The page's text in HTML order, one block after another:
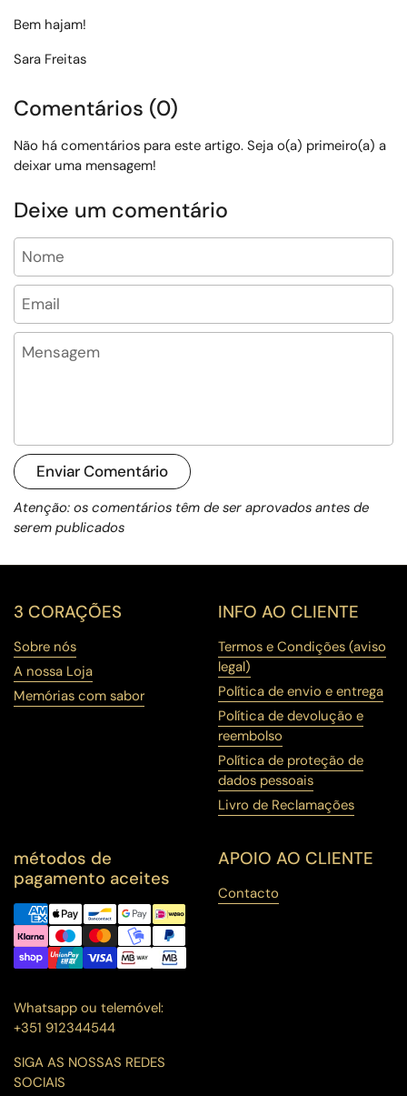
Bem hajam!
Sara Freitas
Comentários (0)
Não há comentários para este artigo. Seja o(a) primeiro(a) a
deixar uma mensagem!
Deixe um comentário
Nome
Email
Mensagem
Enviar Comentário
Atenção: os comentários têm de ser aprovados antes de
serem publicados
3 CORAÇÕES
Sobre nós
A nossa Loja
Memórias com sabor
INFO AO CLIENTE
Termos e Condições (aviso
legal)
Política de envio e entrega
Política de devolução e
reembolso
Política de proteção de
dados pessoais
Livro de Reclamações
métodos de
pagamento aceites
APOIO AO CLIENTE
Contacto
Whatsapp ou telemóvel:
+351 912344544
SIGA AS NOSSAS REDES
SOCIAIS